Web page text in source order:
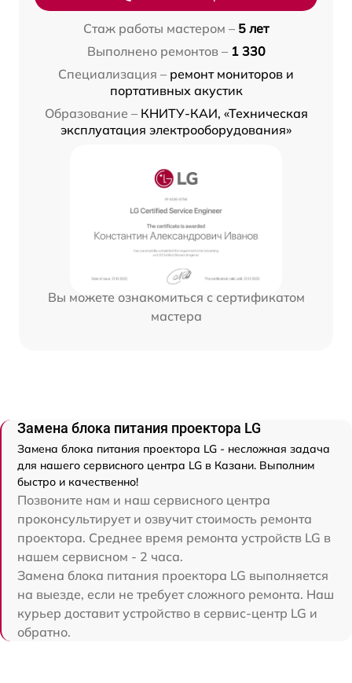
Стаж работы мастером – 5 лет
Выполнено ремонтов – 1 330
Специализация – ремонт мониторов и
портативных акустик
Образование – КНИТУ-КАИ, «Техническая
эксплуатация электрооборудования»
Вы можете ознакомиться с сертификатом
мастера
Замена блока питания проектора LG
Замена блока питания проектора LG - несложная задача
для нашего сервисного центра LG в Казани. Выполним
быстро и качественно!
Позвоните нам и наш сервисного центра
проконсультирует и озвучит стоимость ремонта
проектора. Среднее время ремонта устройств LG в
нашем сервисном - 2 часа.
Замена блока питания проектора LG выполняется
на выезде, если не требует сложного ремонта. Наш
курьер доставит устройство в сервис-центр LG и
обратно.